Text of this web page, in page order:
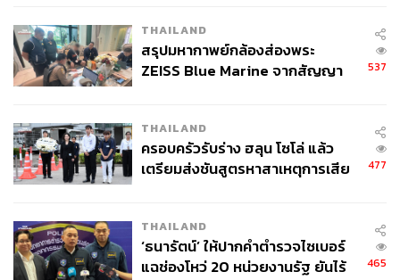
THAILAND
สรุปมหากาพย์กล้องส่องพระ
ZEISS Blue Marine จากสัญญา
จ่ายหนี้-แอบระบุแบรนด์
537
THAILAND
ครอบครัวรับร่าง ฮลุน โซโล่ แล้ว
เตรียมส่งชันสูตรหาสาเหตุการเสีย
477
THAILAND
‘ธนารัตน์’ ให้ปากคำตำรวจไซเบอร์
แฉช่องโหว่ 20 หน่วยงานรัฐ ยันไร้
465